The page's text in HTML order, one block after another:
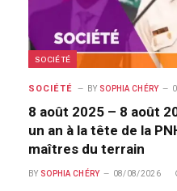
SOCIÉTÉ
SOCIÉTÉ BY SOPHIA CHÉRY
8 août 2025 – 8 août
un an à la tête de la
maîtres du terrain
BY SOPHIA CHÉRY 08/08/2026